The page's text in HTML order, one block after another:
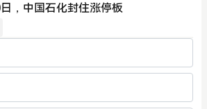
，中国石化封住涨停板